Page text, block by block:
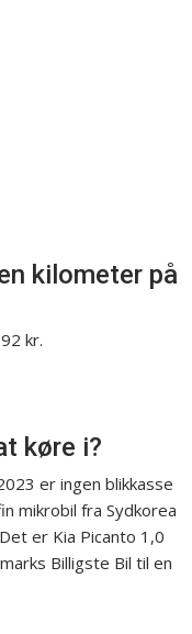
kilometer på
kr.
køre i?
er ingen blikkasse
mikrobil fra Sydkorea
er Kia Picanto 1,0
Billigste Bil til en